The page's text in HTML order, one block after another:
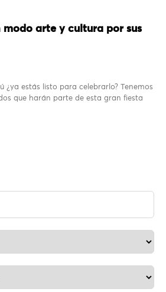
modo arte y cultura por sus
¿ya estás listo para celebrarlo? Tenemos
que harán parte de esta gran fiesta